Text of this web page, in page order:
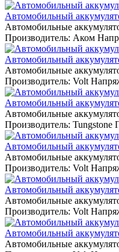
Автомобильный
Автомобильные
Производитель: Аком
Автомобильный
Автомобильные
Производитель: Volt
Автомобильный
Автомобильные
Производитель: Tungstone
Автомобильный
Автомобильные
Производитель: Volt
Автомобильный
Автомобильные
Производитель: Volt
Автомобильный
Автомобильные